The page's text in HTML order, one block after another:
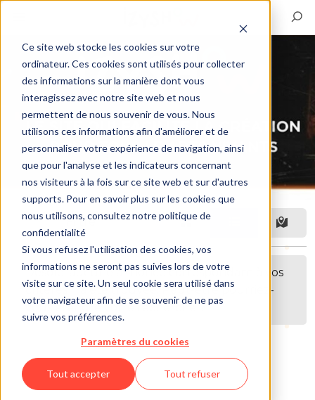
Ce site web stocke les cookies sur votre
ordinateur. Ces cookies sont utilisés pour collecter
des informations sur la manière dont vous
interagissez avec notre site web et nous
permettent de nous souvenir de vous. Nous
utilisons ces informations afin d'améliorer et de
personnaliser votre expérience de navigation, ainsi
que pour l'analyse et les indicateurs concernant
nos visiteurs à la fois sur ce site web et sur d'autres
supports. Pour en savoir plus sur les cookies que
nous utilisons, consultez notre politique de
confidentialité
Si vous refusez l'utilisation des cookies, vos
informations ne seront pas suivies lors de votre
visite sur ce site. Un seul cookie sera utilisé dans
votre navigateur afin de se souvenir de ne pas
suivre vos préférences.
Paramètres du cookies
Tout accepter Tout refuser
Filtre
Désolé, aucune annonce correspondant à vos
critères n'a été trouvée. Peut-être pourriez-
vous étendre votre recherche ?